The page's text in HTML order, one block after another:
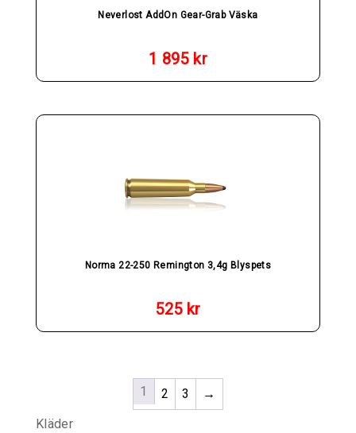
Neverlost AddOn Gear-Grab Väska
1 895 kr
Norma 22-250 Remington 3,4g Blyspets
525 kr
1 2 3
→
Kläder